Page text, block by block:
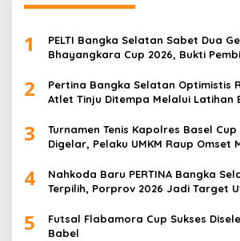
1
PELTI Bangka Selatan Sabet Dua
Bhayangkara Cup 2026, Bukti
2
Pertina Bangka Selatan Optimistis
Atlet Tinju Ditempa Melalui Latihan
3
Turnamen Tenis Kapolres Basel Cup
Digelar, Pelaku UMKM Raup Omset
4
Nahkoda Baru PERTINA Bangka
Terpilih, Porprov 2026 Jadi Target
5
Futsal Flabamora Cup Sukses
Babel